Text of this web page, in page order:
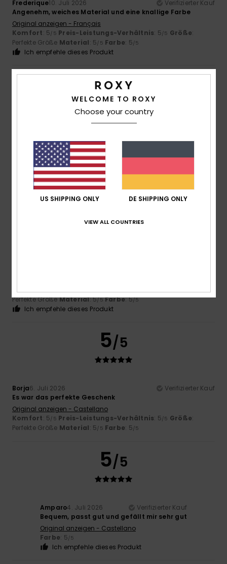
Frederique10. Juli 2026
Verifizierter Kauf
Angenehm, weiches Material und eine knallige Farbe
Original anzeigen - Français
Komfort: 5/5 Preis-Leistungs-Verhältnis: 5/5 Größe:
Perfekte Größe Material: 5/5 Farbe: 5/5
Ich empfehle dieses Produkt
5/5
Genau das, was ich gesucht habe
Original anzeigen - Français
Komfort: 5/5 Preis-Leistungs-Verhältnis
Perfekte GrößeMaterial: 5/5 Farbe
Ich empfehle dieses Produkt
Perfekte GrößeMaterial: 5/5 Farbe: 5/5
Ich empfehle dieses Produkt
5/5
Borja6. Juli 2026
Verifizierter Kauf
Es war das perfekte Geschenk
Original anzeigen - Castellano
Komfort: 5/5 Preis-Leistungs-Verhältnis: 5/5 Größe:
Perfekte Größe Material: 5/5 Farbe: 5/5
5/5
Amparo4. Juli 2026
Verifizierter Kauf
Bequem, passt gut und gefällt mir sehr gut
Original anzeigen - Castellano
Farbe: 5/5
Ich empfehle dieses Produkt
WELCOME TO ROXY
Choose your country
US SHIPPING ONLY DE SHIPPING ONLY
VIEW ALL COUNTRIES